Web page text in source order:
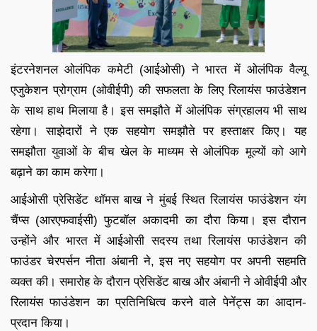
इंटरनेशनल ओलंपिक कमेटी (आईओसी) ने भारत में ओलंपिक वैल्यू
एजुकेशन प्रोग्राम (ओवीईपी) की सफलता के लिए रिलायंस फाउंडेशन
के साथ हाथ मिलाया है। इस समझौते में ओलंपिक संग्रहालय भी साथ
रहेगा। साझेदारों ने एक सहयोग समझौते पर हस्ताक्षर किए। यह
समझौता युवाओं के बीच खेल के माध्यम से ओलंपिक मूल्यों को आगे
बढ़ाने का काम करेगा।
आईओसी प्रेसिडेंट थॉमस बाख ने मुंबई स्थित रिलायंस फाउंडेशन यंग
चैंप्स (आरएफवाईसी) फुटबॉल अकादमी का दौरा किया। इस दौरान
उन्होंने और भारत में आईओसी सदस्य तथा रिलायंस फाउंडेशन की
फाउंडर चेरपर्सन नीता अंबानी ने, इस नए सहयोग पर अपनी सहमति
व्यक्त की। समारोह के दौरान प्रेसिडेंट बाख और अंबानी ने ओवीईपी और
रिलायंस फाउंडेशन का प्रतिनिधित्व करने वाले पेनेंट्स का आदान-
प्रदान किया।